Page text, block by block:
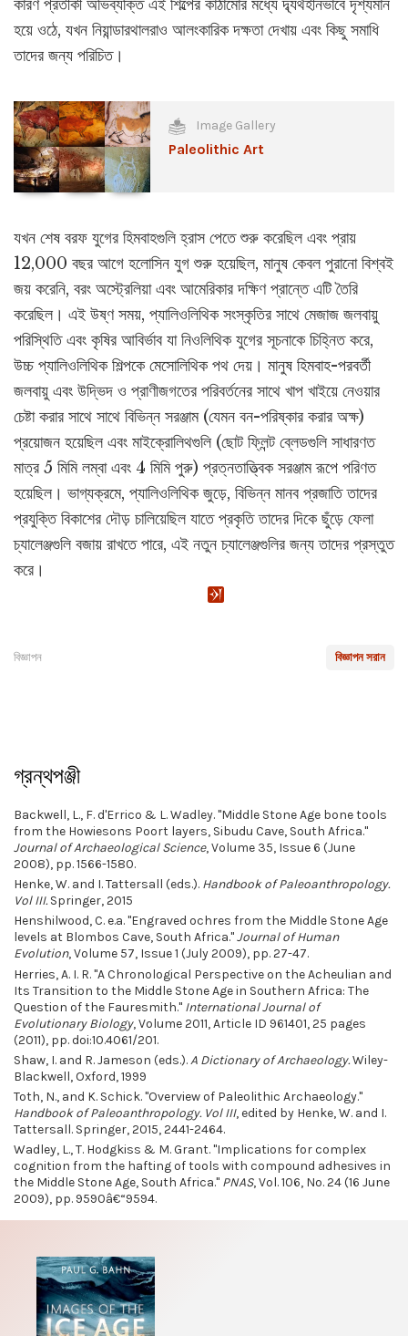
কারণ প্রতীকী অভিব্যক্তি এই শিল্পের কাঠামোর মধ্যে দ্ব্যর্থহীনভাবে দৃশ্যমান
হয়ে ওঠে, যখন নিয়ান্ডারথালরাও আলংকারিক দক্ষতা দেখায় এবং কিছু সমাধি
তাদের জন্য পরিচিত।
Image Gallery
Paleolithic Art
যখন শেষ বরফ যুগের হিমবাহগুলি হ্রাস পেতে শুরু করেছিল এবং প্রায়
12,000 বছর আগে হলোসিন যুগ শুরু হয়েছিল, মানুষ কেবল পুরানো বিশ্বই
জয় করেনি, বরং অস্ট্রেলিয়া এবং আমেরিকার দক্ষিণ প্রান্তে এটি তৈরি
করেছিল। এই উষ্ণ সময়, প্যালিওলিথিক সংস্কৃতির সাথে মেজাজ জলবায়ু
পরিস্থিতি এবং কৃষির আবির্ভাব যা নিওলিথিক যুগের সূচনাকে চিহ্নিত করে,
উচ্চ প্যালিওলিথিক শিল্পকে মেসোলিথিক পথ দেয়। মানুষ হিমবাহ-পরবর্তী
জলবায়ু এবং উদ্ভিদ ও প্রাণীজগতের পরিবর্তনের সাথে খাপ খাইয়ে নেওয়ার
চেষ্টা করার সাথে সাথে বিভিন্ন সরঞ্জাম (যেমন বন-পরিষ্কার করার অক্ষ)
প্রয়োজন হয়েছিল এবং মাইক্রোলিথগুলি (ছোট ফ্লিন্ট ব্লেডগুলি সাধারণত
মাত্র 5 মিমি লম্বা এবং 4 মিমি পুরু) প্রত্নতাত্ত্বিক সরঞ্জাম রূপে পরিণত
হয়েছিল। ভাগ্যক্রমে, প্যালিওলিথিক জুড়ে, বিভিন্ন মানব প্রজাতি তাদের
প্রযুক্তি বিকাশের দৌড় চালিয়েছিল যাতে প্রকৃতি তাদের দিকে ছুঁড়ে ফেলা
চ্যালেঞ্জগুলি বজায় রাখতে পারে, এই নতুন চ্যালেঞ্জগুলির জন্য তাদের প্রস্তুত
করে।
বিজ্ঞাপন সরান
বিজ্ঞাপন
গ্রন্থপঞ্জী
Backwell, L., F. d'Errico & L. Wadley. "Middle Stone Age bone tools
from the Howiesons Poort layers, Sibudu Cave, South Africa."
Journal of Archaeological Science, Volume 35, Issue 6 (June
2008), pp. 1566-1580.
Henke, W. and I. Tattersall (eds.). Handbook of Paleoanthropology.
Vol III.Springer, 2015
Henshilwood, C. e.a. "Engraved ochres from the Middle Stone Age
levels at Blombos Cave, South Africa."Journal of Human
Evolution, Volume 57, Issue 1 (July 2009), pp. 27-47.
Herries, A. I. R. "A Chronological Perspective on the Acheulian and
Its Transition to the Middle Stone Age in Southern Africa: The
Question of the Fauresmith." International Journal of
Evolutionary Biology, Volume 2011, Article ID 961401, 25 pages
(2011), pp. doi:10.4061/201.
Shaw, I. and R. Jameson (eds.).A Dictionary of Archaeology.Wiley-
Blackwell, Oxford, 1999
Toth, N., and K. Schick. "Overview of Paleolithic Archaeology."
Handbook of Paleoanthropology. Vol III, edited by Henke, W. and I.
Tattersall. Springer, 2015, 2441-2464.
Wadley, L., T. Hodgkiss & M. Grant. "Implications for complex
cognition from the hafting of tools with compound adhesives in
the Middle Stone Age, South Africa." PNAS, Vol. 106, No. 24 (16 June
2009), pp. 9590â€“9594.